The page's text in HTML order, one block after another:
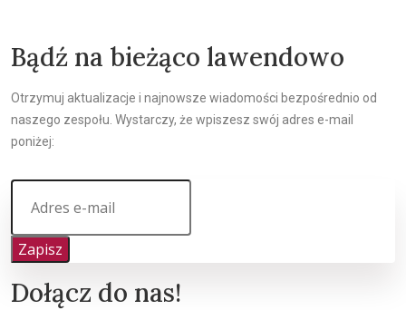
Bądź na bieżąco lawendowo
Otrzymuj aktualizacje i najnowsze wiadomości bezpośrednio od
naszego zespołu. Wystarczy, że wpiszesz swój adres e-mail
poniżej:
Zapisz
Dołącz do nas!